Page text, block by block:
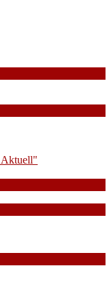
Aktuell"